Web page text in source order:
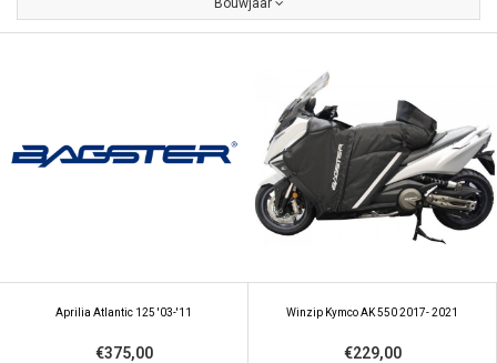
Bouwjaar
Aprilia Atlantic 125 '03-'11
€375,00
Winzip Kymco AK 550 2017- 2021
€229,00